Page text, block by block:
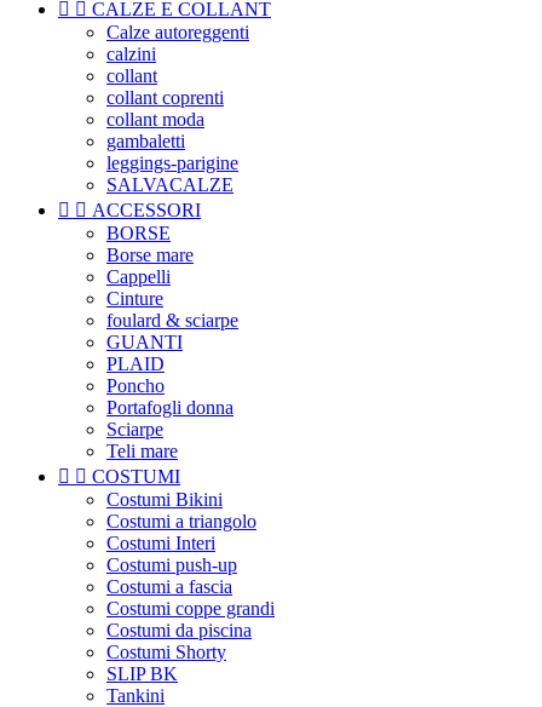
  CALZE E COLLANT
Calze autoreggenti
calzini
collant
collant coprenti
collant moda
gambaletti
leggings-parigine
SALVACALZE
  ACCESSORI
BORSE
Borse mare
Cappelli
Cinture
foulard & sciarpe
GUANTI
PLAID
Poncho
Portafogli donna
Sciarpe
Teli mare
  COSTUMI
Costumi Bikini
Costumi a triangolo
Costumi Interi
Costumi push-up
Costumi a fascia
Costumi coppe grandi
Costumi da piscina
Costumi Shorty
SLIP BK
Tankini